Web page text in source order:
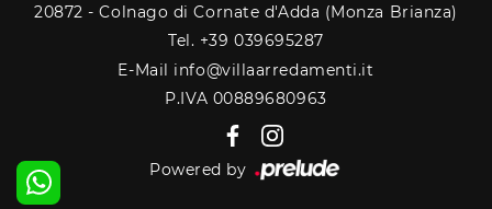
20872 - Colnago di Cornate d'Adda (Monza Brianza)
Tel. +39 039695287
E-Mail info@villaarredamenti.it
P.IVA 00889680963
Powered by